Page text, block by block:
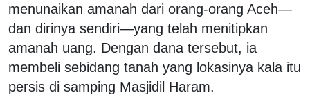
menunaikan amanah dari orang-orang Aceh—
dan dirinya sendiri—yang telah menitipkan
amanah uang. Dengan dana tersebut, ia
membeli sebidang tanah yang lokasinya kala itu
persis di samping Masjidil Haram.